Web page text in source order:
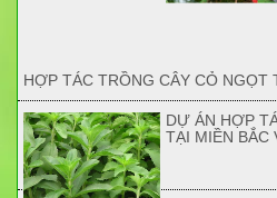
HỢP TÁC TRỒNG CÂY CỎ NGỌT
DỰ ÁN HỢP
TẠI MIỀN BẮC